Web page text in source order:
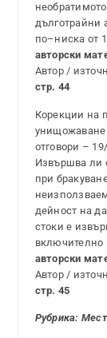
дълготрайни
по–ниска от
авторски
Автор /
стр. 44
Корекции на
унищожаване
отговори –
Извършва ли
при
дейност на
стоки е
включително
авторски
Автор /
стр. 45
Рубрика: